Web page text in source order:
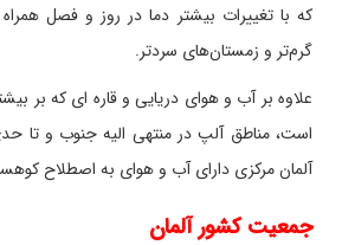
که با تغییرات بیشتر دما در روز و فصل
گرم‌تر و زمستان‌های سردتر.
علاوه بر آب و هوای دریایی و قاره ای که بر
است، مناطق آلپ در منتهی الیه جنوب و تا
آلمان مرکزی دارای آب و هوای به اصطلاح
جمعیت کشور آلمان